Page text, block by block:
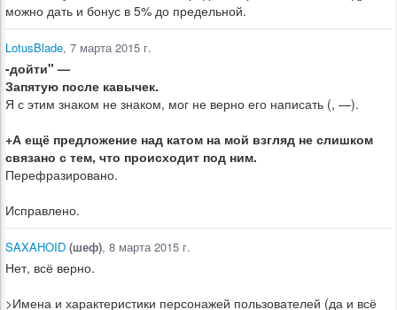
можно дать и бонус в 5% до предельной.
LotusBlade, 7 марта 2015 г.
-дойти" —
Запятую после кавычек.
Я с этим знаком не знаком, мог не верно его написать (, —).
+А ещё предложение над катом на мой взгляд не слишком
связано с тем, что происходит под ним.
Перефразировано.
Исправлено.
SAXAHOID (шеф), 8 марта 2015 г.
Нет, всё верно.
>Имена и характеристики персонажей пользователей (да и всё